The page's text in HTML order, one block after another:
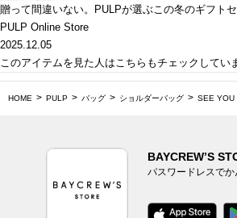
贈って間違いない。PULPが選ぶこの冬のギフト
PULP Online Store
2025.12.05
このアイテムを見た人はこちらもチェックしてい
HOME PULP バッグ ショルダーバッグ SEE YOU
BAYCREW’S
パスワードレスで